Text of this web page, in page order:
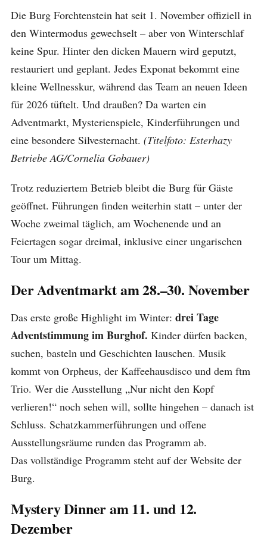
Die Burg Forchtenstein hat seit 1. November offiziell in
den Wintermodus gewechselt – aber von Winterschlaf
keine Spur. Hinter den dicken Mauern wird geputzt,
restauriert und geplant. Jedes Exponat bekommt eine
kleine Wellnesskur, während das Team an neuen Ideen
für 2026 tüftelt. Und draußen? Da warten ein
Adventmarkt, Mysterienspiele, Kinderführungen und
eine besondere Silvesternacht. (Titelfoto: Esterhazy
Betriebe AG/Cornelia Gobauer)
Trotz reduziertem Betrieb bleibt die Burg für Gäste
geöffnet. Führungen finden weiterhin statt – unter der
Woche zweimal täglich, am Wochenende und an
Feiertagen sogar dreimal, inklusive einer ungarischen
Tour um Mittag.
Der Adventmarkt am 28.–30. November
Das erste große Highlight im Winter: drei Tage
Adventstimmung im Burghof. Kinder dürfen backen,
suchen, basteln und Geschichten lauschen. Musik
kommt von Orpheus, der Kaffeehausdisco und dem ftm
Trio. Wer die Ausstellung „Nur nicht den Kopf
verlieren!“ noch sehen will, sollte hingehen – danach ist
Schluss. Schatzkammerführungen und offene
Ausstellungsräume runden das Programm ab.
Das vollständige Programm steht auf der Website der
Burg.
Mystery Dinner am 11. und 12.
Dezember